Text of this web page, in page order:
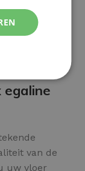
egaline
van de
uw vloer